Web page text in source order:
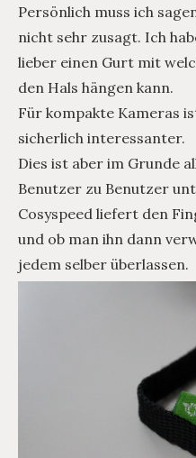
Persönlich muss ich
nicht sehr zusagt. Ich
lieber einen Gurt mit
den Hals hängen kann.
Für kompakte Kameras
sicherlich interessanter.
Dies ist aber im Grunde
Benutzer zu Benutzer
Cosyspeed liefert den
und ob man ihn dann
jedem selber überlassen.